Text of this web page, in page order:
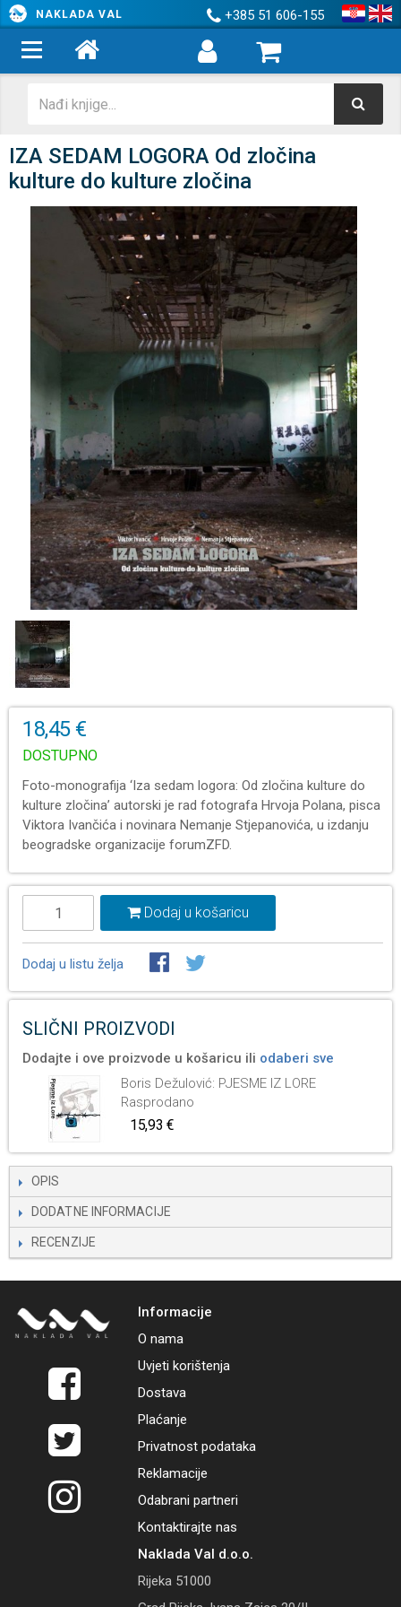
NAKLADA VAL +385 51 606-155
IZA SEDAM LOGORA Od zločina
kulture do kulture zločina
18,45 €
DOSTUPNO
Foto-monografija ‘Iza sedam logora: Od zločina kulture do
kulture zločina’ autorski je rad fotografa Hrvoja Polana, pisca
Viktora Ivančića i novinara Nemanje Stjepanovića, u izdanju
beogradske organizacije forumZFD.
Dodaj u košaricu
Dodaj u listu želja
SLIČNI PROIZVODI
Dodajte i ove proizvode u košaricu ili odaberi sve
Boris Dežulović: PJESME IZ LORE
Rasprodano
15,93 €
OPIS
DODATNE INFORMACIJE
RECENZIJE
Informacije
O nama
Uvjeti korištenja
Dostava
Plaćanje
Privatnost podataka
Reklamacije
Odabrani partneri
Kontaktirajte nas
Naklada Val d.o.o.
Rijeka 51000